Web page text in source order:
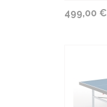
499,00 €